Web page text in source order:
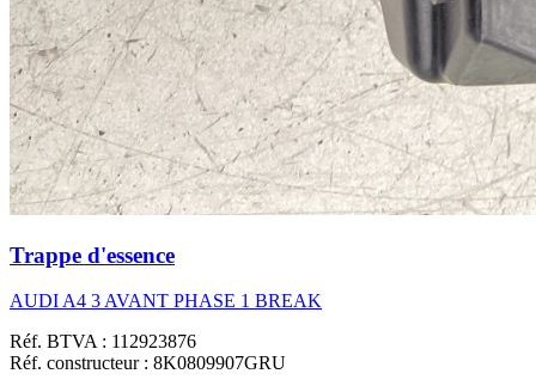
Trappe d'essence
AUDI A4 3 AVANT PHASE 1 BREAK
Réf. BTVA : 112923876
Réf. constructeur : 8K0809907GRU